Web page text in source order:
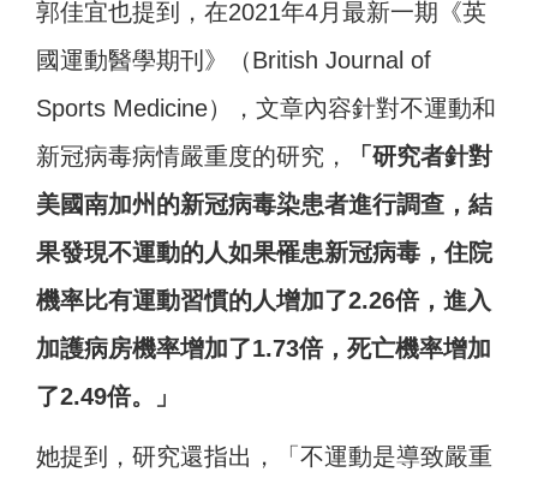
郭佳宜也提到，在2021年4月最新一期《英
國運動醫學期刊》（British Journal of
Sports Medicine），文章內容針對不運動和
新冠病毒病情嚴重度的研究，
「研究者針對
美國南加州的新冠病毒染患者進行調查，結
果發現不運動的人如果罹患新冠病毒，住院
機率比有運動習慣的人增加了2.26倍，進入
加護病房機率增加了1.73倍，死亡機率增加
了2.49倍。」
她提到，研究還指出，「不運動是導致嚴重